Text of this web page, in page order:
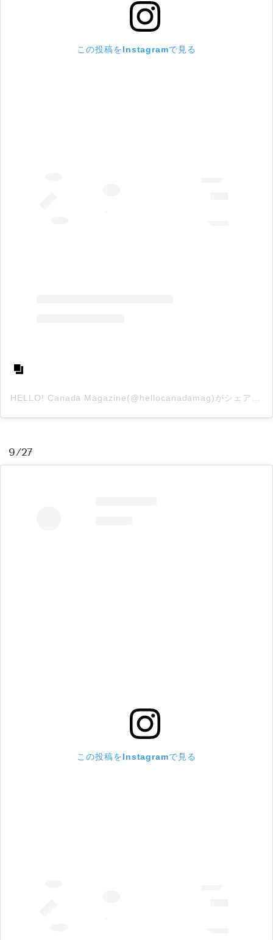
この投稿をInstagramで見る
9/27
この投稿をInstagramで見る